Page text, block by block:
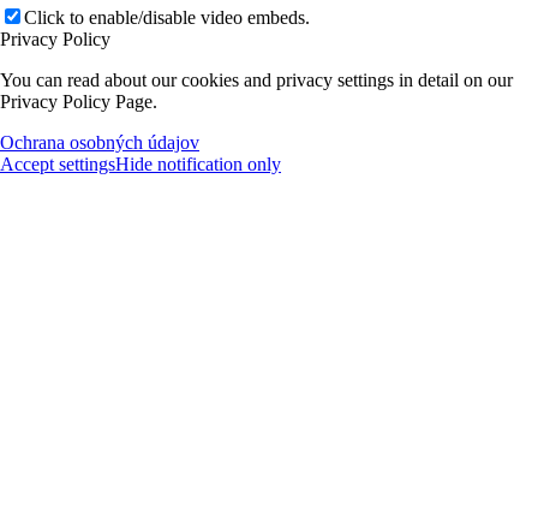
Click to enable/disable video embeds.
Privacy Policy
You can read about our cookies and privacy settings in detail on our
Privacy Policy Page.
Ochrana osobných údajov
Accept settingsHide notification only